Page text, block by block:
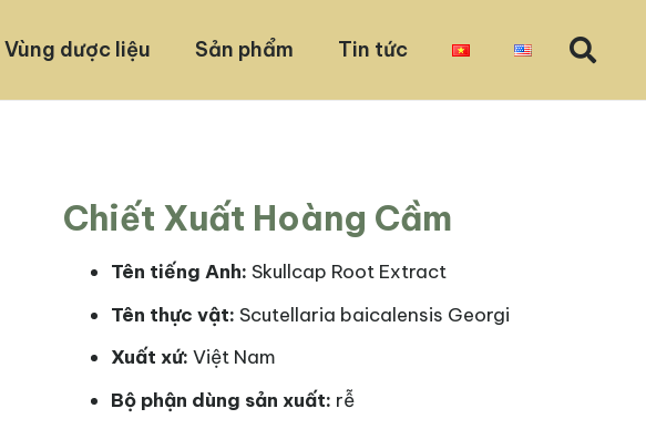
Vùng dược liệu Sản phẩm Tin tức
Chiết Xuất Hoàng Cầm
Tên tiếng Anh: Skullcap Root Extract
Tên thực vật: Scutellaria baicalensis Georgi
Xuất xứ: Việt Nam
Bộ phận dùng sản xuất: rễ